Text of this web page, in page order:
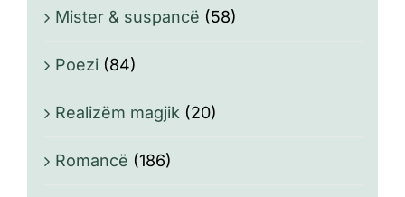
Mister & suspancë (58)
Poezi (84)
Realizëm magjik (20)
Romancë (186)